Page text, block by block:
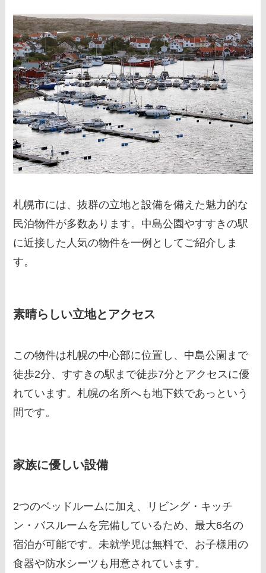
札幌市には、抜群の立地と設備を備えた魅力的な
民泊物件が多数あります。中島公園やすすきの駅
に近接した人気の物件を一例としてご紹介しま
す。
素晴らしい立地とアクセス
この物件は札幌の中心部に位置し、中島公園まで
徒歩2分、すすきの駅まで徒歩7分とアクセスに優
れています。札幌の名所へも地下鉄であっという
間です。
家族に優しい設備
2つのベッドルームに加え、リビング・キッチ
ン・バスルームを完備しているため、最大6名の
宿泊が可能です。未就学児は無料で、お子様用の
食器や防水シーツも用意されています。